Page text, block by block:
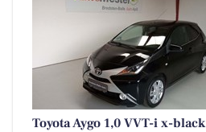
Toyota Aygo 1,0 VVT-i x-black